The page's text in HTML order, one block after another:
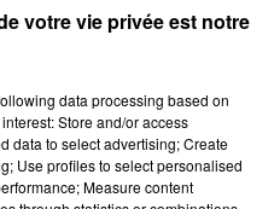
votre vie privée est notre
data processing based on
Store and/or access
data to select advertising; Create
Use profiles to select personalised
Measure content